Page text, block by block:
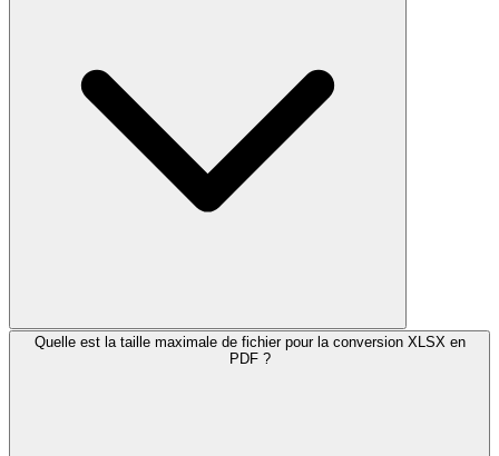
Quelle est la taille maximale de fichier pour la conversion XLSX en
PDF ?